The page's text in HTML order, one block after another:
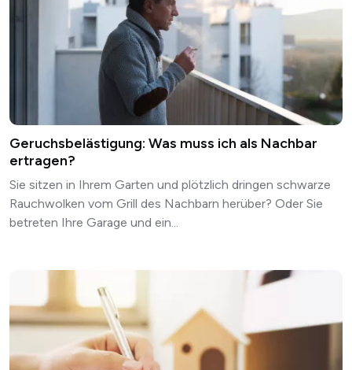
Geruchsbelästigung: Was muss ich als Nachbar
ertragen?
Sie sitzen in Ihrem Garten und plötzlich dringen schwarze
Rauchwolken vom Grill des Nachbarn herüber? Oder Sie
betreten Ihre Garage und ein...